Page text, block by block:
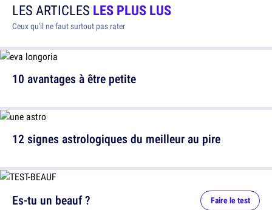
LES ARTICLES LES PLUS LUS
Ceux qu'il ne faut surtout pas rater
10 avantages à être petite
12 signes astrologiques du meilleur au pire
Es-tu un beauf ? Faire le test